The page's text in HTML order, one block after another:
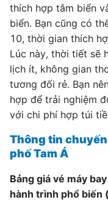
thích hợp tắm biển
biển. Bạn cũng có
10, thời gian thích
Lúc này, thời tiết sẽ
lịch ít, không gian
tương đối rẻ. Bạn
hợp để trải nghiệm
với chi phí hợp túi
Thông tin
phố Tam Á
Bảng giá vé máy
hành trình phổ biến